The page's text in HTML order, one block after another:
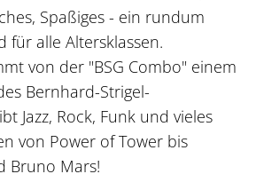
Spaßiges - ein rundum
für alle Altersklassen.
von der "BSG Combo" einem
Bernhard-Strigel-
Jazz, Rock, Funk und vieles
von Power of Tower bis
Bruno Mars!